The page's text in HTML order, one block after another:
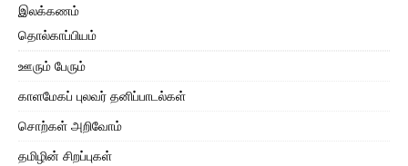
இலக்கணம்
தொல்காப்பியம்
ஊரும் பேரும்
காளமேகப் புலவர் தனிப்பாடல்கள்
சொற்கள் அறிவோம்
தமிழின் சிறப்புகள்